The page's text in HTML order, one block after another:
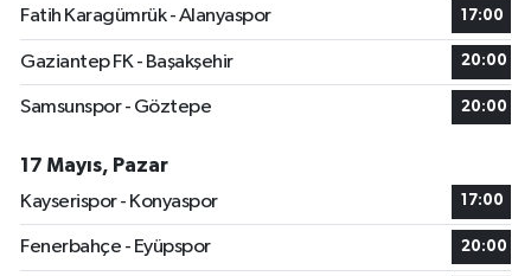
Fatih Karagümrük - Alanyaspor
17:00
Gaziantep FK - Başakşehir 20:00
Samsunspor - Göztepe 20:00
17 Mayıs, Pazar
Kayserispor - Konyaspor
17:00
Fenerbahçe - Eyüpspor 20:00